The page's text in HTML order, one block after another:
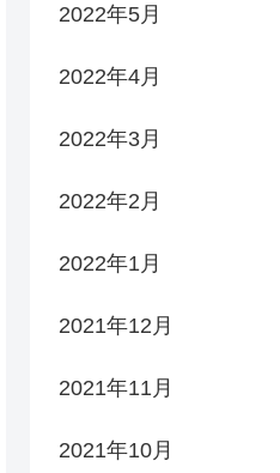
2022年5月
2022年4月
2022年3月
2022年2月
2022年1月
2021年12月
2021年11月
2021年10月